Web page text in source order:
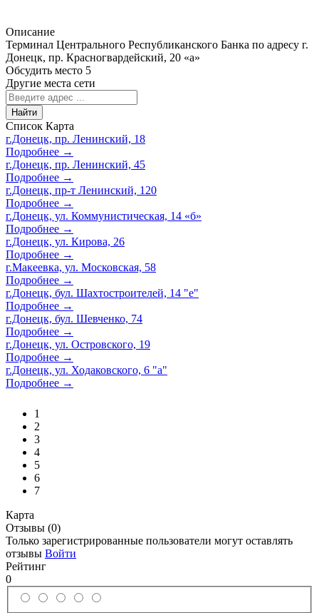
Описание
Терминал Центрального Республиканского Банка по адресу г.
Донецк, пр. Красногвардейский, 20 «а»
Обсудить место 5
Другие места сети
Найти
Список Карта
г.Донецк, пр. Ленинский, 18
Подробнее →
г.Донецк, пр. Ленинский, 45
Подробнее →
г.Донецк, пр-т Ленинский, 120
Подробнее →
г.Донецк, ул. Коммунистическая, 14 «б»
Подробнее →
г.Донецк, ул. Кирова, 26
Подробнее →
г.Макеевка, ул. Московская, 58
Подробнее →
г.Донецк, бул. Шахтостроителей, 14 "е"
Подробнее →
г.Донецк, бул. Шевченко, 74
Подробнее →
г.Донецк, ул. Островского, 19
Подробнее →
г.Донецк, ул. Ходаковского, 6 "а"
Подробнее →
1
2
3
4
5
6
7
Карта
Отзывы (0)
Только зарегистрированные пользователи могут оставлять
отзывы Войти
Рейтинг
0